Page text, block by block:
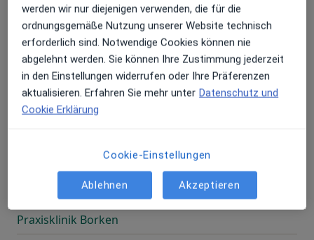
Praxisklinik Böelnorderfeld
Praxisklinik Boize
Praxisklinik Bökensberg
Praxisklinik Bolanderhof
Praxisklinik Bonn
Praxisklinik Bordelumsiel
Praxisklinik Borken
werden wir nur diejenigen verwenden, die für die
ordnungsgemäße Nutzung unserer Website technisch
erforderlich sind. Notwendige Cookies können nie
abgelehnt werden. Sie können Ihre Zustimmung jederzeit
in den Einstellungen widerrufen oder Ihre Präferenzen
aktualisieren. Erfahren Sie mehr unter Datenschutz und
Cookie Erklärung
Cookie-Einstellungen
Ablehnen Akzeptieren